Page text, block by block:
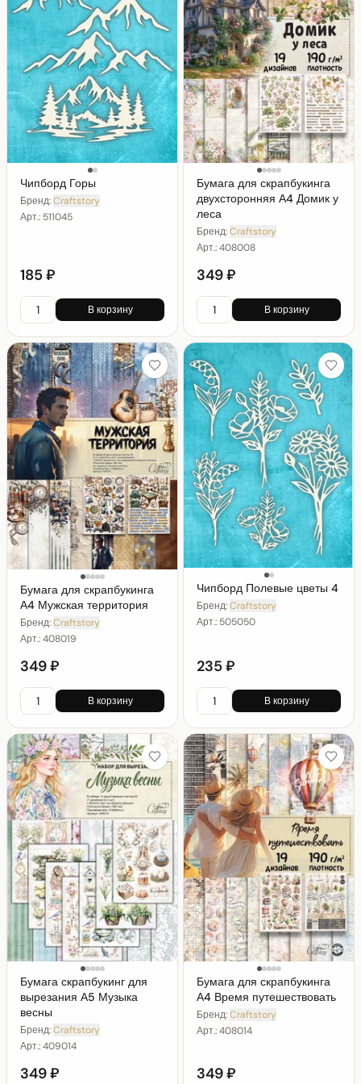
Чипборд Горы
Бренд:Craftstory
Арт.: 511045
185 ₽
В корзину
Бумага для скрапбукинга
двухсторонняя А4 Домик у
леса
Бренд:Craftstory
Арт.:408008
349 ₽
В корзину
Бумага для скрапбукинга
А4 Мужская территория
Бренд:Craftstory
Арт.:408019
349 ₽
В корзину
Чипборд Полевые цветы 4
Бренд:Craftstory
Арт.: 505050
235 ₽
В корзину
Бумага скрапбукинг для
вырезания А5 Музыка
весны
Бренд:Craftstory
Арт.:409014
349 ₽
Бумага для скрапбукинга
А4 Время путешествовать
Бренд:Craftstory
Арт.:408014
349 ₽